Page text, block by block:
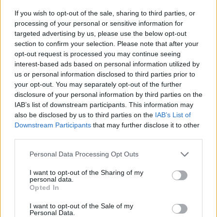
If you wish to opt-out of the sale, sharing to third parties, or
processing of your personal or sensitive information for
targeted advertising by us, please use the below opt-out
section to confirm your selection. Please note that after your
opt-out request is processed you may continue seeing
interest-based ads based on personal information utilized by
us or personal information disclosed to third parties prior to
your opt-out. You may separately opt-out of the further
disclosure of your personal information by third parties on the
IAB’s list of downstream participants. This information may
also be disclosed by us to third parties on the IAB’s List of
Downstream Participants that may further disclose it to other
Personal Data Processing Opt Outs
I want to opt-out of the Sharing of my
personal data.
Opted In
I want to opt-out of the Sale of my
Personal Data.
22:03
Καιρός: “Πορτοκαλί” συναγερμός στην Κρήτη - Ζέστη και
πολύ υψηλός κίνδυνος πυρκαγιάς!
Σφοδρή επίθεση κατά Καρυστιανού-Γρατσία από πρώην
στελέχη: «Συνεχής εσωστρέφεια και τραγικά
επικοινωνιακά λάθη»
Ηράκλειο: "Σε άθλια κατάσταση το μνημείο πεσόντων
Εφέδρων Αξιωματικών στον Καράβολα"
Λαμία: Απατεώνες άρπαξαν μεγάλο χρηματικό ποσό από
ηλικιωμένη
Μεσογειακή φώκια έκανε στάση για ξεκούραση στην